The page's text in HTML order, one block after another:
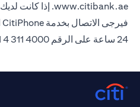
www.citibank.ae. إذا كانت
24 ساعة على الرقم 4000 311 4 971+.